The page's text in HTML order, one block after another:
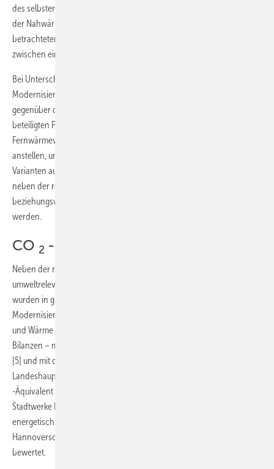
des selbsterzeugten BHKW-Stroms an die Mieter die Wirtschaftlichkeit
der Nahwärmevariante schnell abnimmt. Gegenüber der
betrachteten Fernwärmelösung findet dieser Umschlag etwa
zwischen einer Eigennutzungsquote von 100 und 50 % statt.
Bei Unterschreitung einer 50%igen Vermarktbarkeit stellt sich die
Modernisierungsvariante 4 mit BHKW unter Umständen sogar
gegenüber dem Bestand unwirtschaftlich dar. Generell sollten die
beteiligten Projektpartner darum für eine Nah- oder
Fernwärmeversorgung interne detaillierte Kostenschätzungen
anstellen, um einen letzten Beschluss für oder gegen eine dieser
Varianten aus finanzieller Sicht treffen zu können. Dennoch sollte
neben der rein ökonomischen Sichtweise immer die Umwelt-
beziehungsweise die CO
werden.
CO 2 -Bilanz
Neben der rein wirtschaftlichen Betrachtung sind auch die
umweltrelevanten Gesichtspunkte zu bewerten. Aus diesem Grund
wurden in gleicher Weise CO
Modernisierungsvarianten erstellt, die für die Ganzheitlichkeit Strom
und Wärme berücksichtigen.
Bilanzen – mit CO
[5] und mit der Kennzeichnung „H“ mit CO
Landeshauptstadt Hannover [6] für Gas und Strom. Das CO
-Äquivalent der Fernwärme beruht auf der Strom-Wärme-Bilanz der
Stadtwerke Hannover und wurde analog zu den Werten des IWU
energetisch sowie mit dem offiziellen CO
Hannoverschen Fernwärme laut geltendem Gutachten/Zertifikat
bewertet.